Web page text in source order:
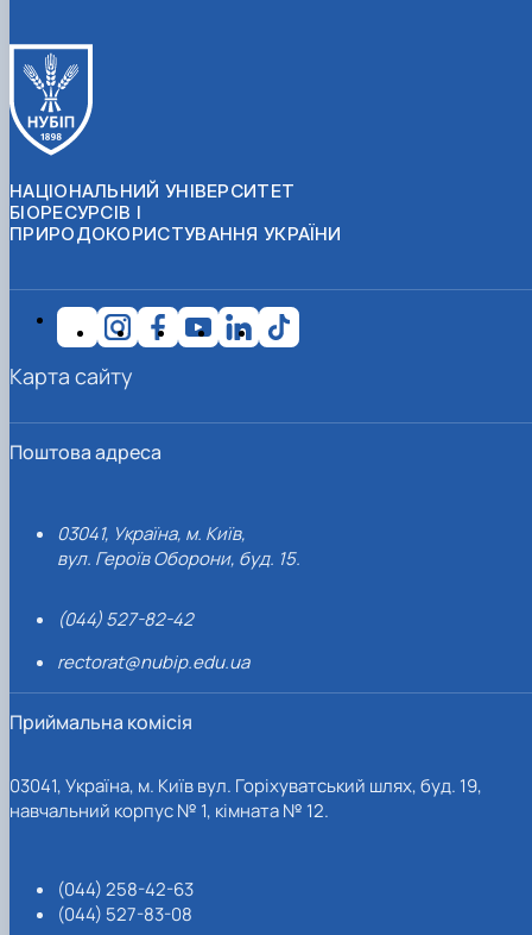
НАЦІОНАЛЬНИЙ УНІВЕРСИТЕТ
БІОРЕСУРСІВ І
ПРИРОДОКОРИСТУВАННЯ УКРАЇНИ
Поштова адреса
03041, Україна, м. Київ,
вул. Героїв Оборони, буд. 15.
(044) 527-82-42
rectorat@nubip.edu.ua
Приймальна комісія
03041, Україна, м. Київ вул. Горіхуватський шлях, буд. 19,
навчальний корпус № 1, кімната № 12.
(044) 258-42-63
(044) 527-83-08
Карта сайту